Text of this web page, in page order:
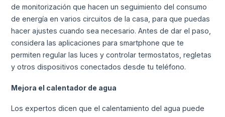
de monitorización que hacen un seguimiento del consumo
de energía en varios circuitos de la casa, para que puedas
hacer ajustes cuando sea necesario. Antes de dar el paso,
considera las aplicaciones para smartphone que te
permiten regular las luces y controlar termostatos, regletas
y otros dispositivos conectados desde tu teléfono.
Mejora el calentador de agua
Los expertos dicen que el calentamiento del agua puede